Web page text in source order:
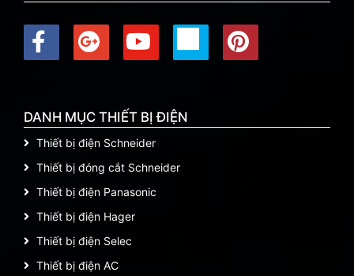
DANH MỤC THIẾT BỊ ĐIỆN
Thiết bị điện Schneider
Thiết bị đóng cắt Schneider
Thiết bị điện Panasonic
Thiết bị điện Hager
Thiết bị điện Selec
Thiết bị điện AC